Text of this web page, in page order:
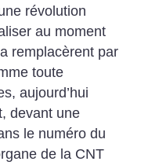
révolution
au moment
remplacèrent par
toute
aujourd’hui
devant une
le numéro du
de la CNT